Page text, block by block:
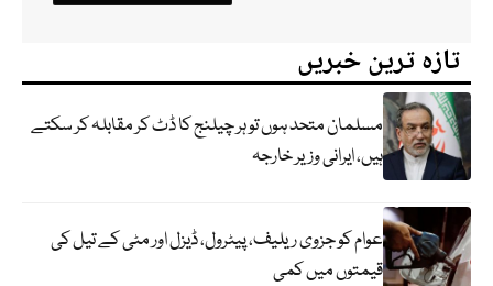
تازہ ترین خبریں
مسلمان متحد ہوں تو ہر چیلنج کا ڈٹ کر مقابلہ کر سکتے
ہیں، ایرانی وزیر خارجہ
عوام کو جزوی ریلیف، پیٹرول، ڈیزل اور مٹی کے تیل کی
قیمتوں میں کمی